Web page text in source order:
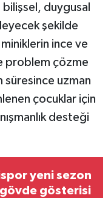
duygusal
şekilde
ince ve
problem çözme
uzman
çocuklar için
desteği
yeni sezon
gösterisi